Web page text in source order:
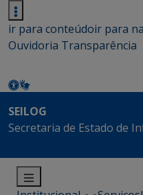
ir para conteúdoir para
Ouvidoria Transparência
SEILOG
Secretaria de Estado de